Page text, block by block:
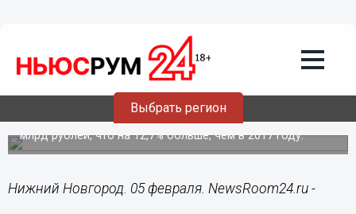
Выбрать регион
Банк УРАЛСИБ вошел в Топ-10
рейтинга крупнейших ипотечных
банков по итогам 2018 года
Всего по итогам 2018 года Банк УРАЛСИБ выдал более
14 тысяч ипотечных кредитов на общую сумму свыше 30
млрд рублей, что на 12,7% больше, чем в 2017 году.
Нижний Новгород. 05 февраля. NewsRoom24.ru -